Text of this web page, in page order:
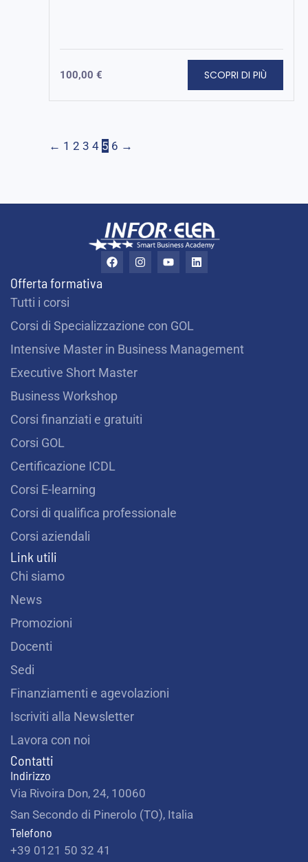
100,00 € SCOPRI DI PIÙ
← 1 2 3 4 5 6 →
F
a
o
k
I
n
r
a
m
Y
o
e
L
i
Offerta formativa
Tutti i corsi
Corsi di Specializzazione con GOL
Intensive Master in Business Management
Executive Short Master
Business Workshop
Corsi finanziati e gratuiti
Corsi GOL
Certificazione ICDL
Corsi E-learning
Corsi di qualifica professionale
Corsi aziendali
Link utili
Chi siamo
News
Promozioni
Docenti
Sedi
Finanziamenti e agevolazioni
Iscriviti alla Newsletter
Lavora con noi
Contatti
Indirizzo
Via Rivoira Don, 24, 10060
San Secondo di Pinerolo (TO), Italia
Telefono
+39 0121 50 32 41